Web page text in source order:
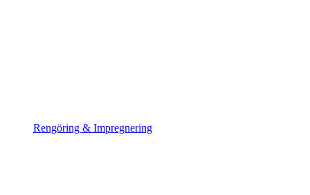
Rengöring & Impregnering